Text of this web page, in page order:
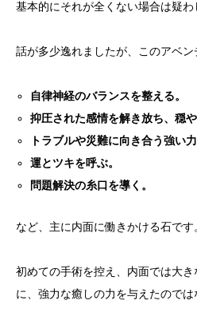
基本的にそれが全くない場合は疑わ
話が多少逸れましたが、このアベン
自律神経のバランスを整える。
抑圧された感情を解き放ち、穏
トラブルや災難に向き合う強い
運とツキを呼ぶ。
問題解決の糸口を導く。
など、主に内面に働きかける石です
初めての手術を控え、内面では大
に、強力な癒しの力を与えたのでは